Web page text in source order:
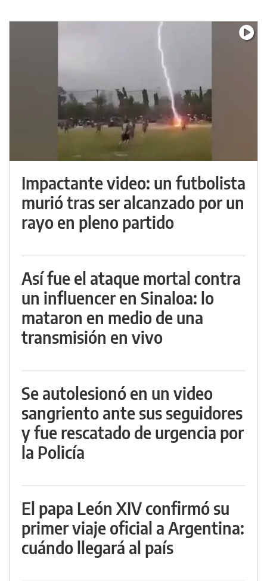
Impactante video: un futbolista
murió tras ser alcanzado por un
rayo en pleno partido
Así fue el ataque mortal contra
un influencer en Sinaloa: lo
mataron en medio de una
transmisión en vivo
Se autolesionó en un video
sangriento ante sus seguidores
y fue rescatado de urgencia por
la Policía
El papa León XIV confirmó su
primer viaje oficial a Argentina:
cuándo llegará al país